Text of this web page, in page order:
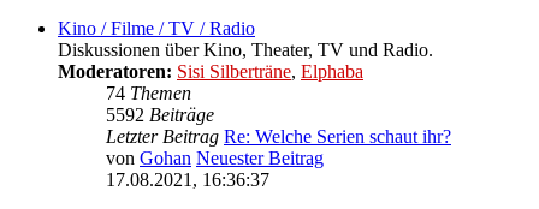
Kino / Filme / TV / Radio
Diskussionen über Kino, Theater, TV und Radio.
Moderatoren: Sisi Silberträne, Elphaba
74 Themen
5592 Beiträge
Letzter Beitrag Re: Welche Serien schaut ihr?
von Gohan Neuester Beitrag
17.08.2021, 16:36:37